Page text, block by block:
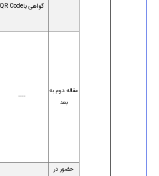
گواهی باQR Code
مقاله دوم به
بعد
----
حضور در